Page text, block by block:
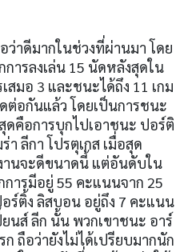
ว่าดีมากในช่วงที่ผ่านมา โดย
การลงเล่น 15 นัดหลังสุดใน
สมอ 3 และชนะได้ถึง 11 เกม
ต่อกันแล้ว โดยเป็นการชนะ
ดคือการบุกไปเอาชนะ ปอร์ติ
า ลีกา โปรตุเกส เมื่อสุด
นจะดีขนาดนี้ แต่อันดับใน
ารมีอยู่ 55 คะแนนจาก 25
ร์ติ้ง ลิสบอน อยู่ถึง 7 คะแนน
นส์ ลีก นั้น พวกเขาชนะ อาร์
ถือว่ายังไม่ได้เปรียบมากนัก